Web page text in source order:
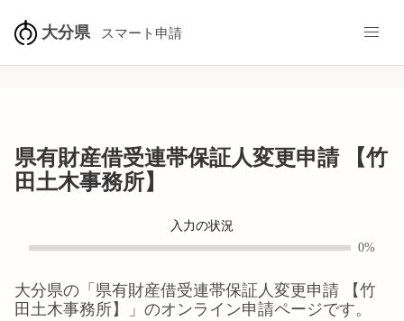
大分県 スマート申請
県有財産借受連帯保証人変更申請 【竹
田土木事務所】
入力の状況
0%
大分県の「 県有財産借受連帯保証人変更申請 【竹
田土木事務所】
」のオンライン申請ページです。